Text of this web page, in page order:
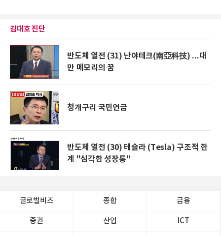
김대호 진단
반도체 열전 (31) 난야테크(南亞科技) ...대
만 메모리의 꿈
청개구리 국민연금
반도체 열전 (30) 테슬라 (Tesla) 구조적 한
계 "심각한 성장통"
글로벌비즈 종합 금융
증권 산업 ICT